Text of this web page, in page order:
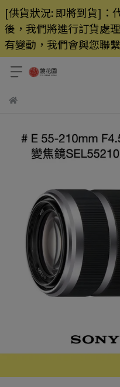
[供貨狀況: 即將到貨]：
後，我們將進行訂貨處
有變動，我們會與您聯